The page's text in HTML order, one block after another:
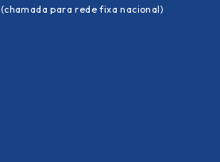
(chamada para rede fixa nacional)